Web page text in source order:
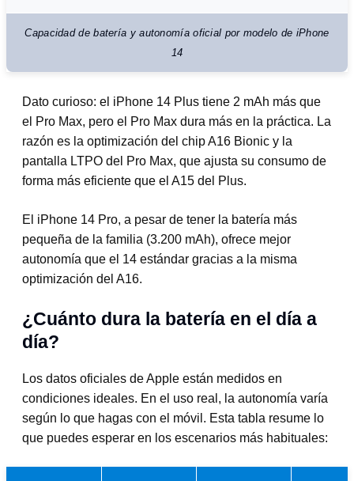
Capacidad de batería y autonomía oficial por modelo de iPhone
14
Dato curioso: el iPhone 14 Plus tiene 2 mAh más que
el Pro Max, pero el Pro Max dura más en la práctica. La
razón es la optimización del chip A16 Bionic y la
pantalla LTPO del Pro Max, que ajusta su consumo de
forma más eficiente que el A15 del Plus.
El iPhone 14 Pro, a pesar de tener la batería más
pequeña de la familia (3.200 mAh), ofrece mejor
autonomía que el 14 estándar gracias a la misma
optimización del A16.
¿Cuánto dura la batería en el día a
día?
Los datos oficiales de Apple están medidos en
condiciones ideales. En el uso real, la autonomía varía
según lo que hagas con el móvil. Esta tabla resume lo
que puedes esperar en los escenarios más habituales: